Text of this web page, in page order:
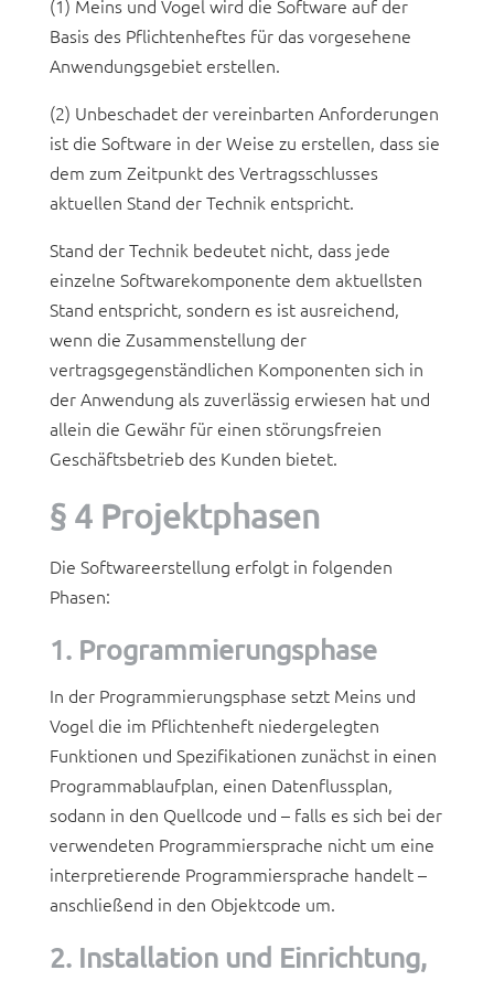
(1) Meins und Vogel wird die Software auf der
Basis des Pflichtenheftes für das vorgesehene
Anwendungsgebiet erstellen.
(2) Unbeschadet der vereinbarten Anforderungen
ist die Software in der Weise zu erstellen, dass sie
dem zum Zeitpunkt des Vertragsschlusses
aktuellen Stand der Technik entspricht.
Stand der Technik bedeutet nicht, dass jede
einzelne Softwarekomponente dem aktuellsten
Stand entspricht, sondern es ist ausreichend,
wenn die Zusammenstellung der
vertragsgegenständlichen Komponenten sich in
der Anwendung als zuverlässig erwiesen hat und
allein die Gewähr für einen störungsfreien
Geschäftsbetrieb des Kunden bietet.
§ 4 Projektphasen
Die Softwareerstellung erfolgt in folgenden
Phasen:
1. Programmierungsphase
In der Programmierungsphase setzt Meins und
Vogel die im Pflichtenheft niedergelegten
Funktionen und Spezifikationen zunächst in einen
Programmablaufplan, einen Datenflussplan,
sodann in den Quellcode und – falls es sich bei der
verwendeten Programmiersprache nicht um eine
interpretierende Programmiersprache handelt –
anschließend in den Objektcode um.
2. Installation und Einrichtung,